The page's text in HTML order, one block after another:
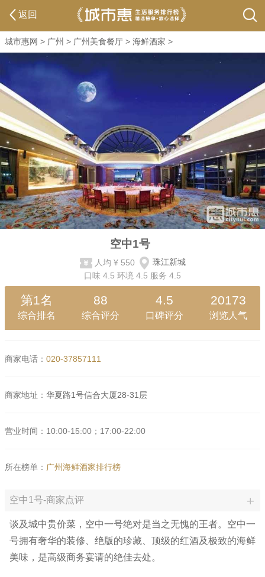
返回
城市惠网 > 广州 > 广州美食餐厅 > 海鲜酒家 >
空中1号
人均 ¥ 550
珠江新城
口味 4.5 环境 4.5 服务 4.5
第1名
综合排名
88
综合评分
4.5
口碑评分
20173
浏览人气
商家电话： 020-37857111
商家地址： 华夏路1号信合大厦28-31层
营业时间：10:00-15:00；17:00-22:00
所在榜单： 广州海鲜酒家排行榜
空中1号-商家点评
谈及城中贵价菜，空中一号绝对是当之无愧的王者。空中一
号拥有奢华的装修、绝版的珍藏、顶级的红酒及极致的海鲜
美味，是高级商务宴请的绝佳去处。